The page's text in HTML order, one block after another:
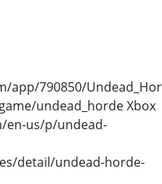
app/790850/Undead_Hor
undead_horde Xbox
en-us/p/undead-
detail/undead-horde-